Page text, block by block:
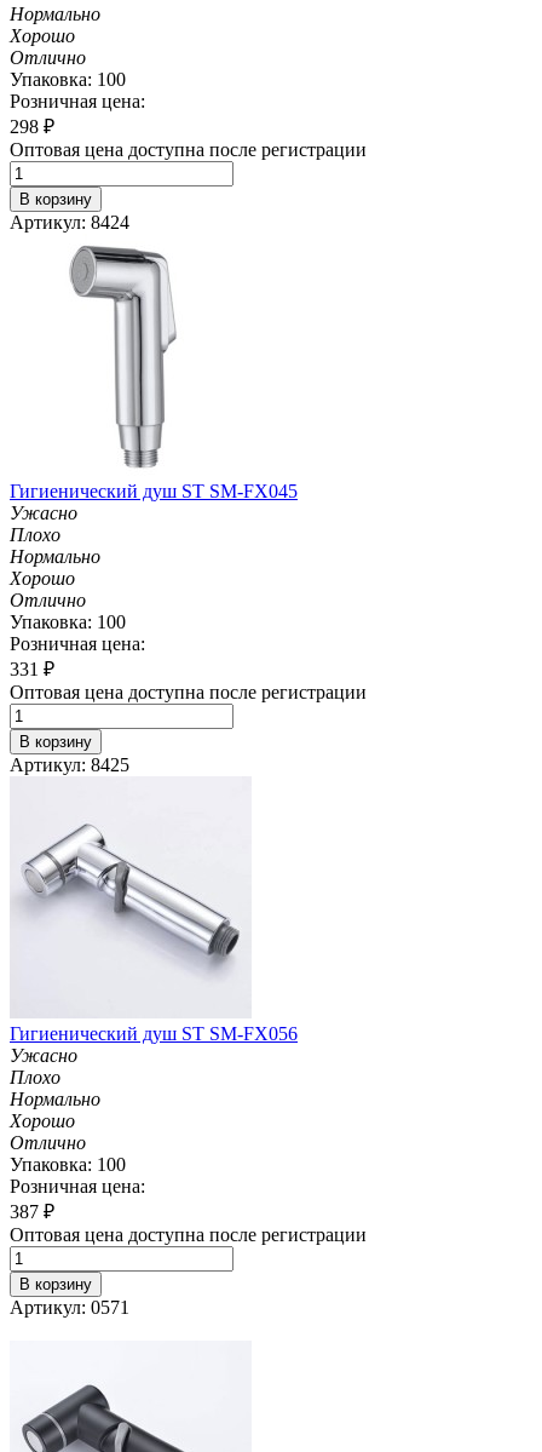
Нормально
Хорошо
Отлично
Упаковка: 100
Розничная цена:
298 ₽
Оптовая цена доступна после регистрации
В корзину
Артикул: 8424
Гигиенический душ ST SM-FX045
Ужасно
Плохо
Нормально
Хорошо
Отлично
Упаковка: 100
Розничная цена:
331 ₽
Оптовая цена доступна после регистрации
В корзину
Артикул: 8425
Гигиенический душ ST SM-FX056
Ужасно
Плохо
Нормально
Хорошо
Отлично
Упаковка: 100
Розничная цена:
387 ₽
Оптовая цена доступна после регистрации
В корзину
Артикул: 0571